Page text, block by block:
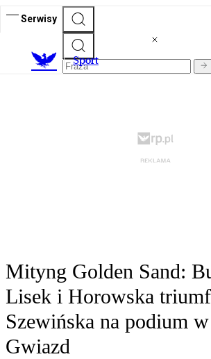
Serwisy
Sport
Mityng Golden Sand:
Lisek i Horowska
Szewińska na podium
Gwiazd